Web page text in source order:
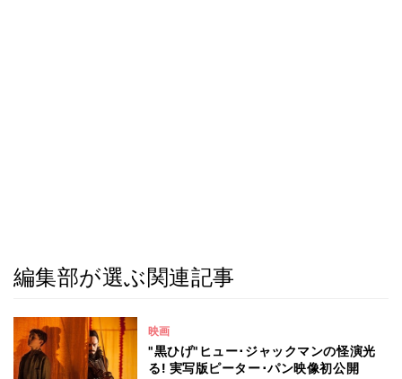
編集部が選ぶ関連記事
映画
"黒ひげ"ヒュー･ジャックマンの怪演光
る! 実写版ピーター･パン映像初公開